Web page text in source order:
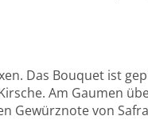
Das Bouquet ist
Am Gaumen
Gewürznote von